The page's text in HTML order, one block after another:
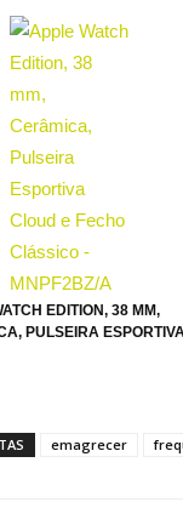
EDITION, 38 MM,
PULSEIRA
emagrecer